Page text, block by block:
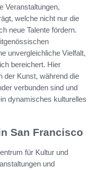
Veranstaltungen,
welche nicht nur die
neue Talente fördern.
unvergleichliche Vielfalt,
bereichert. Hier
der Kunst, während die
verbunden sind und
dynamisches kulturelles
San Francisco
für Kultur und
und